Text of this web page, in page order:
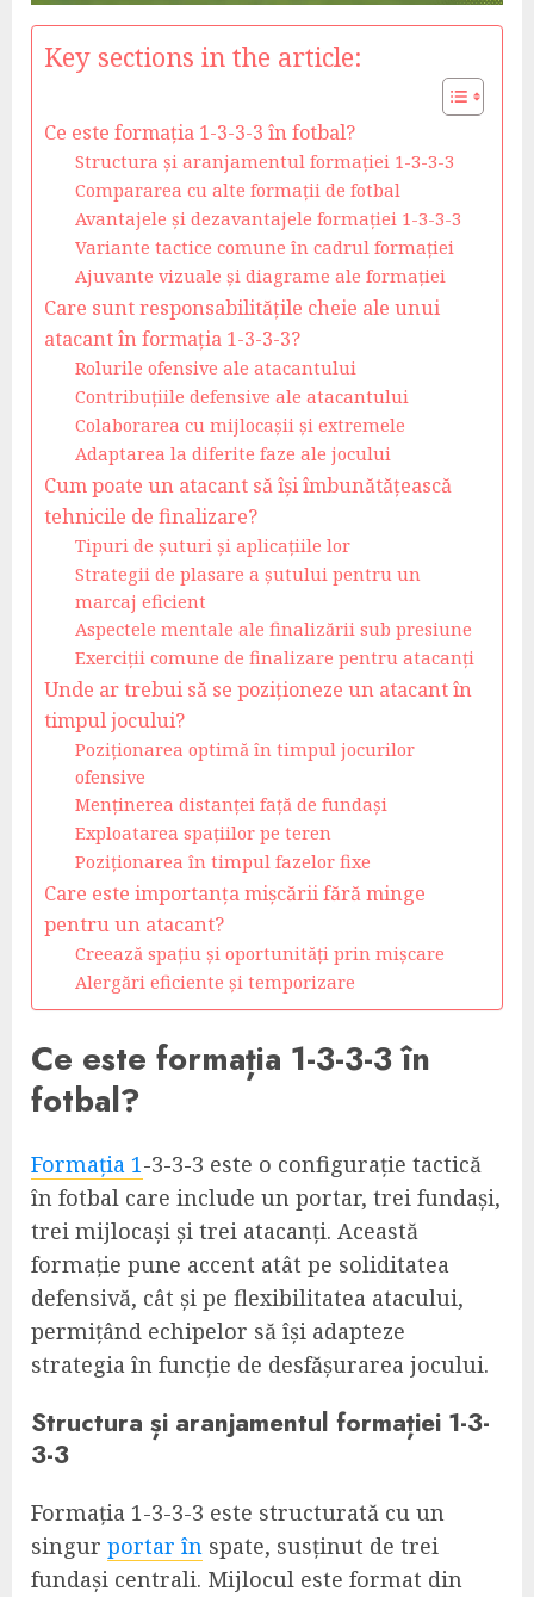
Key sections in the article:
Ce este formația 1-3-3-3 în fotbal?
Structura și aranjamentul formației 1-3-3-3
Compararea cu alte formații de fotbal
Avantajele și dezavantajele formației 1-3-3-3
Variante tactice comune în cadrul formației
Ajuvante vizuale și diagrame ale formației
Care sunt responsabilitățile cheie ale unui
atacant în formația 1-3-3-3?
Rolurile ofensive ale atacantului
Contribuțiile defensive ale atacantului
Colaborarea cu mijlocașii și extremele
Adaptarea la diferite faze ale jocului
Cum poate un atacant să își îmbunătățească
tehnicile de finalizare?
Tipuri de șuturi și aplicațiile lor
Strategii de plasare a șutului pentru un
marcaj eficient
Aspectele mentale ale finalizării sub presiune
Exerciții comune de finalizare pentru atacanți
Unde ar trebui să se poziționeze un atacant în
timpul jocului?
Poziționarea optimă în timpul jocurilor
ofensive
Menținerea distanței față de fundași
Exploatarea spațiilor pe teren
Poziționarea în timpul fazelor fixe
Care este importanța mișcării fără minge
pentru un atacant?
Creează spațiu și oportunități prin mișcare
Alergări eficiente și temporizare
Ce este formația 1-3-3-3 în
fotbal?
Formația 1-3-3-3 este o configurație tactică
în fotbal care include un portar, trei fundași,
trei mijlocași și trei atacanți. Această
formație pune accent atât pe soliditatea
defensivă, cât și pe flexibilitatea atacului,
permițând echipelor să își adapteze
strategia în funcție de desfășurarea jocului.
Structura și aranjamentul formației 1-3-
3-3
Formația 1-3-3-3 este structurată cu un
singur portar în spate, susținut de trei
fundași centrali. Mijlocul este format din